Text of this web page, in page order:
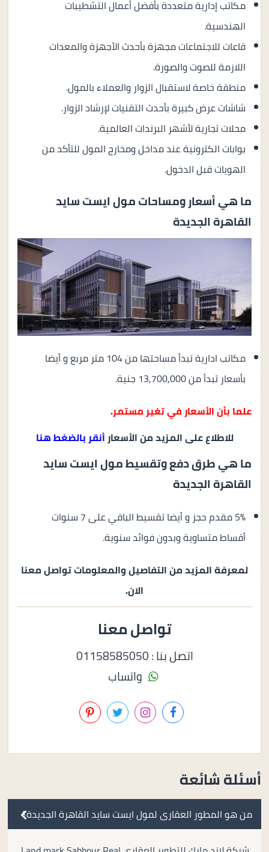
مكاتب إدارية متعددة بأفضل أعمال التشطيبات
الهندسية.
قاعات للاجتماعات مجهزة بأحدث الأجهزة والمعدات
اللازمة للصوت والصورة.
منطقة خاصة لاستقبال الزوار والعملاء بالمول.
شاشات عرض كبيرة بأحدث التقنيات لإرشاد الزوار.
محلات تجارية لأشهر البرندات العالمية.
بوابات الكترونية عند مداخل ومخارج المول للتأكد من
الهويات قبل الدخول.
ما هي أسعار ومساحات مول ايست سايد
القاهرة الجديدة
مكاتب ادارية تبدأ مساحتها من 104 متر مربع و أيضا
بأسعار تبدأ من 13,700,000 جنية.
علما بأن الأسعار في تغير مستمر.
للاطلاع على المزيد من الأسعارأنقر بالضغط هنا
ما هي طرق دفع وتقسيط مول ايست سايد
القاهرة الجديدة
5% مقدم حجز و أيضا تقسيط الباقي على 7 سنوات
أقساط متساوية وبدون فوائد سنوية.
لمعرفة المزيد من التفاصيل والمعلومات تواصل معنا
الان.
تواصل معنا
اتصل بنا : 01158585050
واتساب
أسئلة شائعة
من هو المطور العقارى لمول ايست سايد القاهرة الجديدة؟